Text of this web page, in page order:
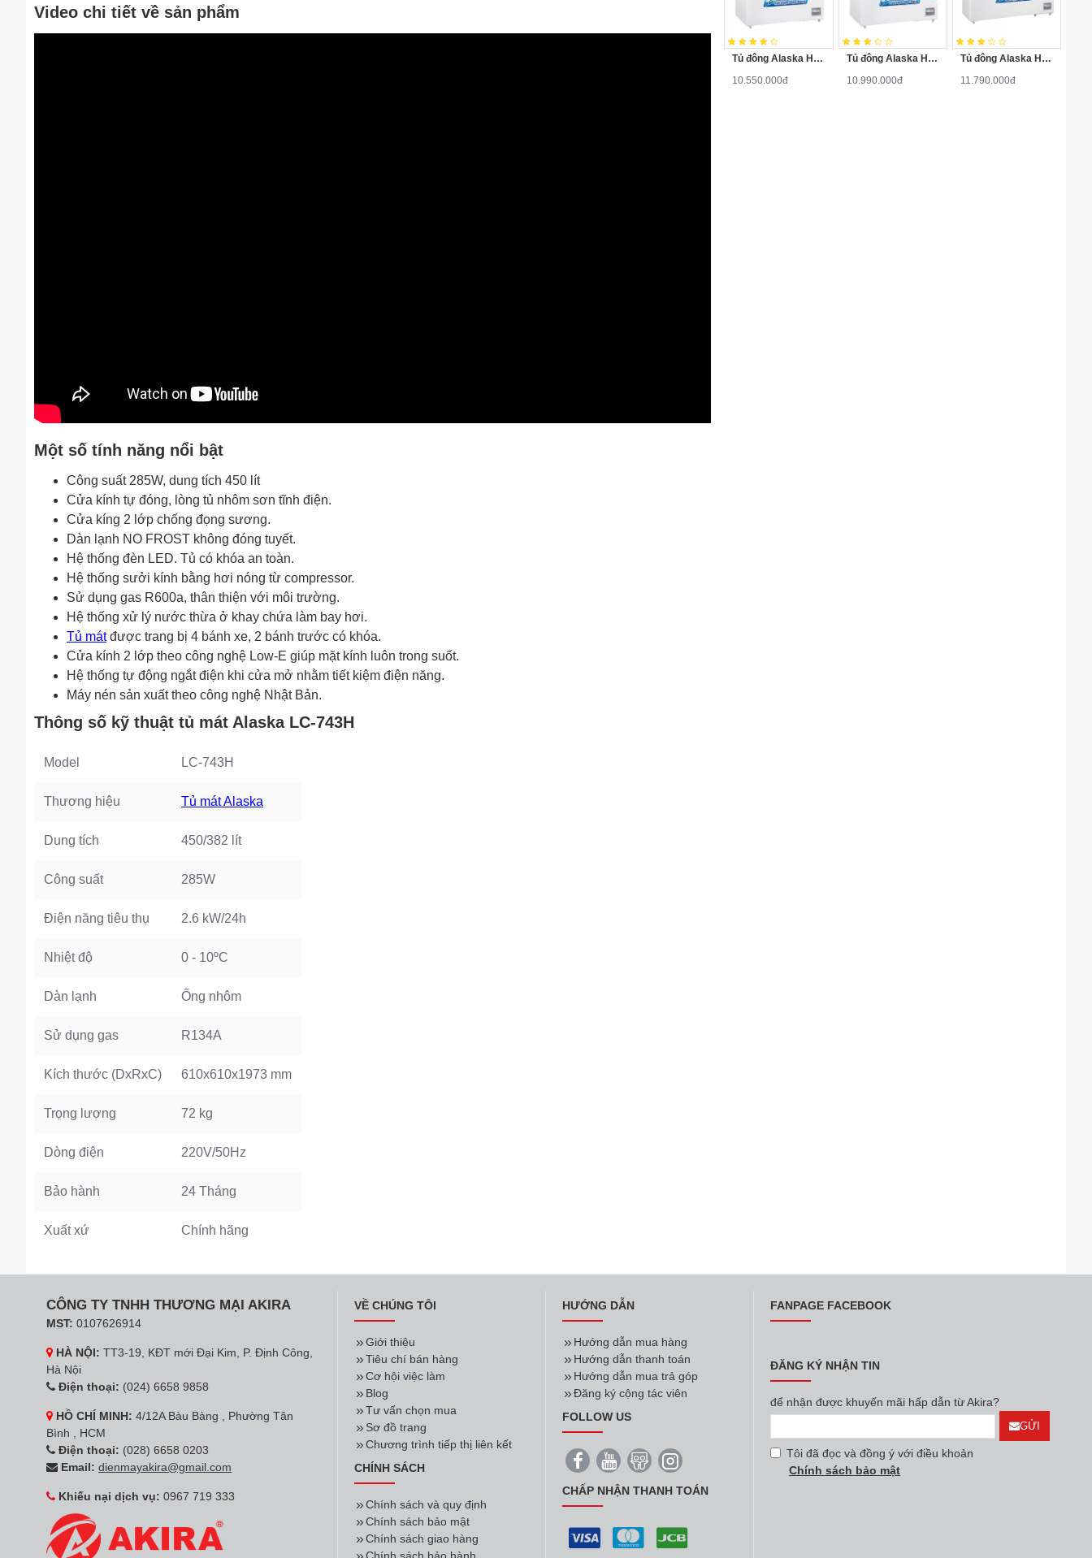
Video chi tiết về sản phẩm
Một số tính năng nổi bật
Công suất 285W, dung tích 450 lít
Cửa kính tự đóng, lòng tủ nhôm sơn tĩnh điện.
Cửa kíng 2 lớp chống đọng sương.
Dàn lạnh NO FROST không đóng tuyết.
Hệ thống đèn LED. Tủ có khóa an toàn.
Hệ thống sưởi kính bằng hơi nóng từ compressor.
Sử dụng gas R600a, thân thiện với môi trường.
Hệ thống xử lý nước thừa ở khay chứa làm bay hơi.
Tủ mátđược trang bị 4 bánh xe, 2 bánh trước có khóa.
Cửa kính 2 lớp theo công nghệ Low-E giúp mặt kính luôn trong suốt.
Hệ thống tự động ngắt điện khi cửa mở nhằm tiết kiệm điện năng.
Máy nén sản xuất theo công nghệ Nhật Bản.
Thông số kỹ thuật tủ mát Alaska LC-743H
Model LC-743H
Thương hiệu Tủ mát Alaska
Dung tích 450/382 lít
Công suất 285W
Điện năng tiêu thụ 2.6 kW/24h
Nhiệt độ 0 - 10ºC
Dàn lạnh Ống nhôm
Sử dụng gas R134A
Kích thước (DxRxC) 610x610x1973 mm
Trọng lượng 72 kg
Dòng điện 220V/50Hz
Bảo hành 24 Tháng
Xuất xứ Chính hãng
Tủ đông Alaska HB-550N
10.550.000đ
Tủ đông Alaska HB-550C
10.990.000đ
Tủ đông Alaska HB-650N
11.790.000đ
CÔNG TY TNHH THƯƠNG MẠI AKIRA
MST: 0107626914
HÀ NỘI: TT3-19, KĐT mới Đại Kim, P. Định Công,
Hà Nội
Điện thoại: (024) 6658 9858
HỒ CHÍ MINH: 4/12A Bàu Bàng , Phường Tân
Bình , HCM
Điện thoại: (028) 6658 0203
Email: dienmayakira@gmail.com
Khiếu nại dịch vụ: 0967 719 333
VỀ CHÚNG TÔI
Giới thiệu
Tiêu chí bán hàng
Cơ hội việc làm
Blog
Tư vấn chọn mua
Sơ đồ trang
Chương trình tiếp thị liên kết
CHÍNH SÁCH
Chính sách và quy định
Chính sách bảo mật
Chính sách giao hàng
HƯỚNG DẪN
Hướng dẫn mua hàng
Hướng dẫn thanh toán
Hướng dẫn mua trả góp
Đăng ký cộng tác viên
FOLLOW US
CHẤP NHẬN THANH TOÁN
FANPAGE FACEBOOK
ĐĂNG KÝ NHẬN TIN
để nhận được khuyến mãi hấp dẫn từ Akira?
GỬI
Tôi đã đọc và đồng ý với điều khoản
Chính sách bảo mật